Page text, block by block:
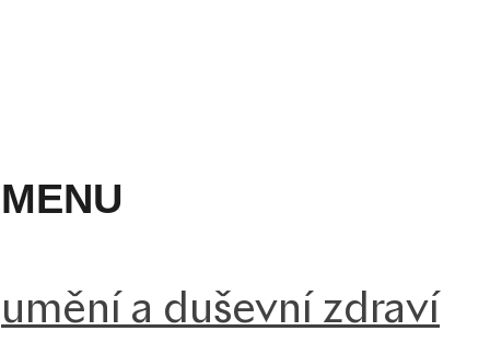
MENU
umění a duševní zdraví